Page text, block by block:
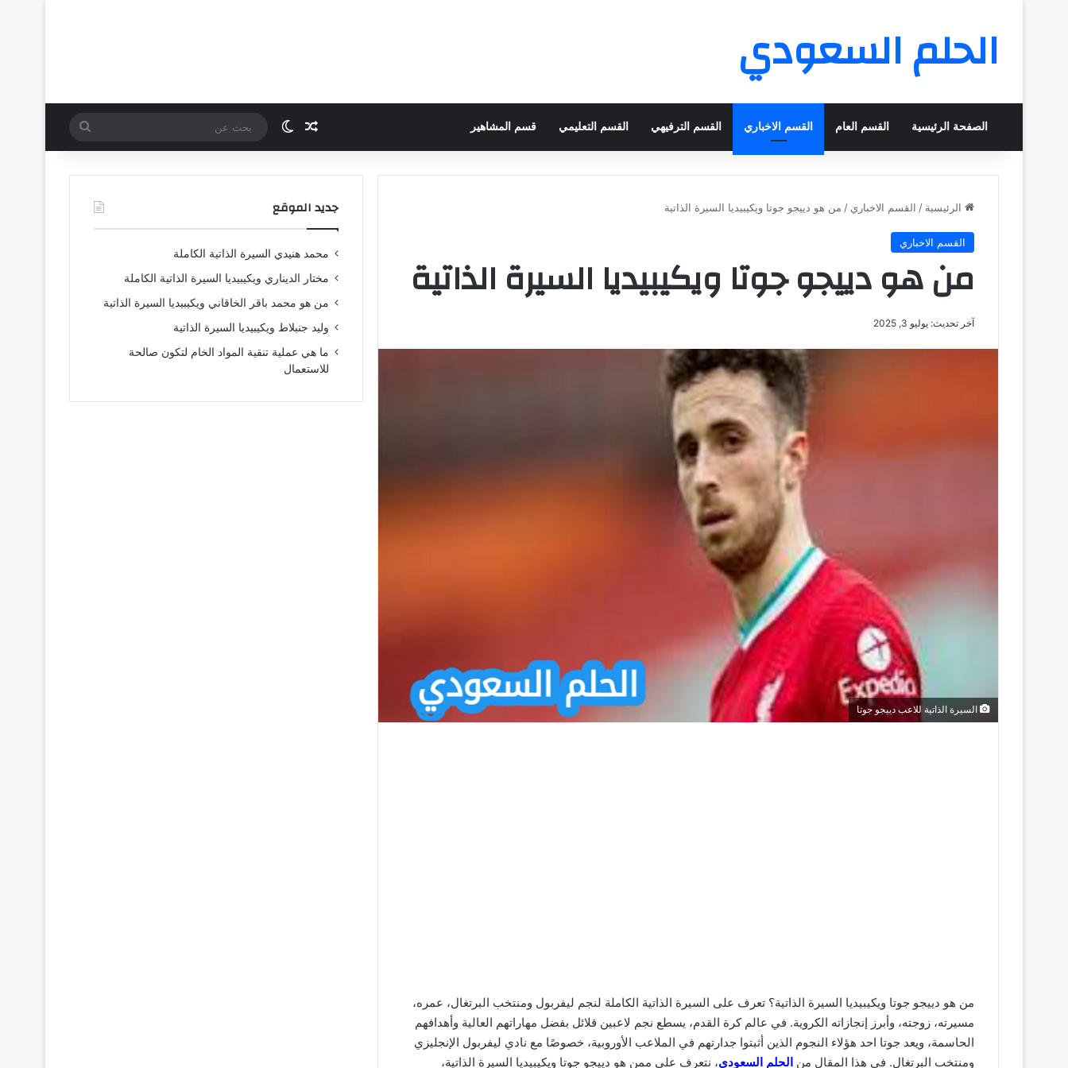
الحلم السعودي
الصفحة الرئيسية القسم العام القسم الاخباري القسم الترفيهي القسم التعليمي قسم المشاهير مقال عشوائي
الوضع المظلم
بحث
عن
الرئيسية / القسم الاخباري / من هو دييجو جوتا ويكيبيديا السيرة الذاتية
القسم الاخباري
من هو دييجو جوتا ويكيبيديا السيرة الذاتية
آخر تحديث: يوليو 3, 2025
السيرة الذاتية للاعب دييجو جوتا
من هو دييجو جوتا ويكيبيديا السيرة الذاتية؟ تعرف على السيرة الذاتية الكاملة لنجم ليفربول ومنتخب البرتغال، عمره،
مسيرته، زوجته، وأبرز إنجازاته الكروية. في عالم كرة القدم، يسطع نجم لاعبين قلائل بفضل مهاراتهم العالية وأهدافهم
الحاسمة، ويعد جوتا احد هؤلاء النجوم الذين أثبتوا جدارتهم في الملاعب الأوروبية، خصوصًا مع نادي ليفربول الإنجليزي
ومنتخب البرتغال. في هذا المقال من الحلم السعودي، نتعرف على ممن هو دييجو جوتا ويكيبيديا السيرة الذاتية،
جديد الموقع
محمد هنيدي السيرة الذاتية الكاملة
مختار الديناري ويكيبيديا السيرة الذاتية الكاملة
من هو محمد باقر الخاقاني ويكيبيديا السيرة الذاتية
وليد جنبلاط ويكيبيديا السيرة الذاتية
ما هي عملية تنقية المواد الخام لتكون صالحة
للاستعمال